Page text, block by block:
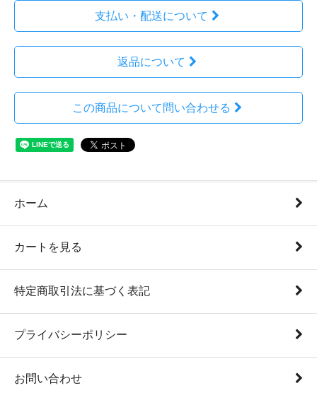
支払い・配送について
返品について
この商品について問い合わせる
ホーム
カートを見る
特定商取引法に基づく表記
プライバシーポリシー
お問い合わせ